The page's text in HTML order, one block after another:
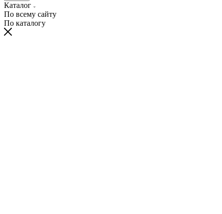
Каталог
По всему сайту
По каталогу